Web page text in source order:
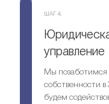
ШАГ 4.
управление
Мы позаботимся
собственности
будем